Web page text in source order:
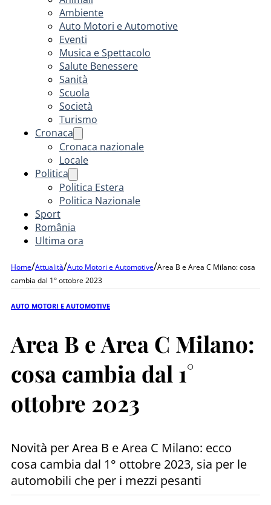
Ambiente
Auto Motori e Automotive
Eventi
Musica e Spettacolo
Salute Benessere
Sanità
Scuola
Società
Turismo
Cronaca
Cronaca nazionale
Locale
Politica
Politica Estera
Politica Nazionale
Sport
România
Ultima ora
Home/Attualità/Auto Motori e Automotive/Area B e Area C Milano: cosa
cambia dal 1° ottobre 2023
AUTO MOTORI E AUTOMOTIVE
Area B e Area C Milano:
cosa cambia dal 1°
ottobre 2023
Novità per Area B e Area C Milano: ecco
cosa cambia dal 1° ottobre 2023, sia per le
automobili che per i mezzi pesanti